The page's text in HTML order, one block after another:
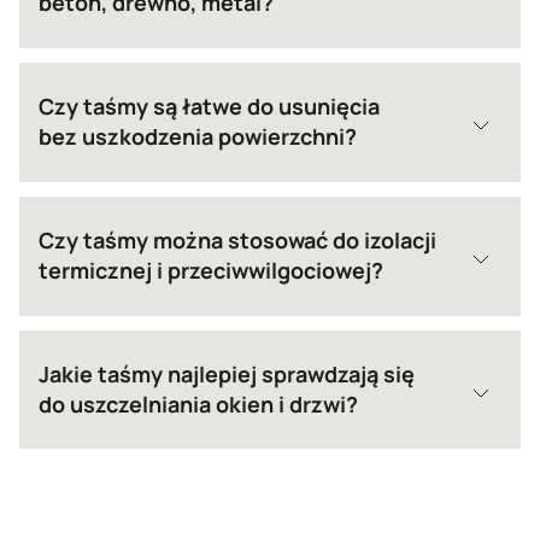
Czy taśmy są łatwe do usunięcia
bez uszkodzenia powierzchni?
Czy taśmy można stosować do izolacji
termicznej i przeciwwilgociowej?
Jakie taśmy najlepiej sprawdzają się
do uszczelniania okien i drzwi?